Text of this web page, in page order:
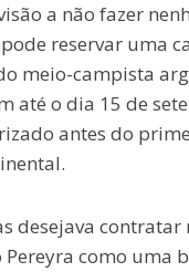
a não fazer
reservar uma
meio-campista
até o dia 15 de
antes do
desejava
como uma